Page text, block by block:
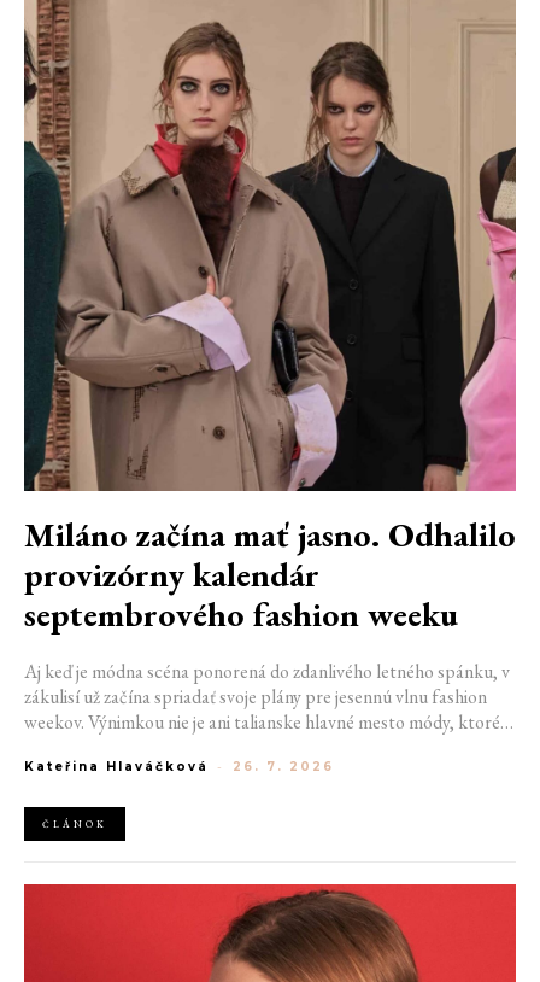
Miláno začína mať jasno. Odhalilo
provizórny kalendár
septembrového fashion weeku
Aj keď je módna scéna ponorená do zdanlivého letného spánku, v
zákulisí už začína spriadať svoje plány pre jesennú vlnu fashion
weekov. Výnimkou nie je ani talianske hlavné mesto módy, ktoré
od 22. do 28. septembra privíta tradičné mená, pozornosť však
značky Moschino.
Kateřina Hlaváčková - 26. 7. 2026
ČLÁNOK